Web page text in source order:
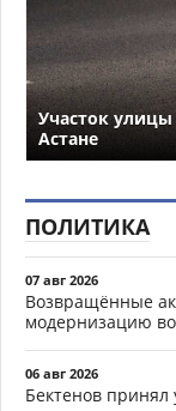
Участок
Астане
ПОЛИТИКА
07 авг 2026
Возвращённые
модернизацию
06 авг 2026
Бектенов принял